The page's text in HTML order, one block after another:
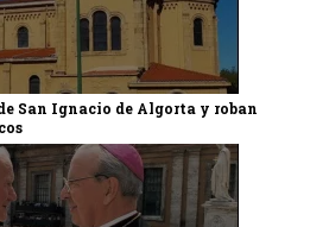
San Ignacio de Algorta y roban